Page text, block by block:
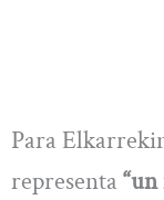
Para
representa